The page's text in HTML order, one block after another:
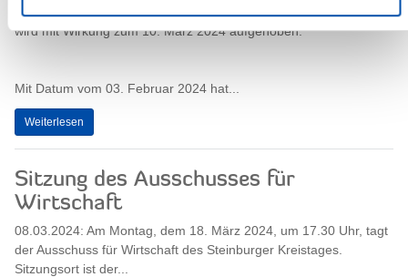
08.03.2024: Die Stallpflicht für Hausgeflügel im Kreis Steinburg
wird mit Wirkung zum 10. März 2024 aufgehoben.
Mit Datum vom 03. Februar 2024 hat...
Weiterlesen
Sitzung des Ausschusses für
Wirtschaft
08.03.2024: Am Montag, dem 18. März 2024, um 17.30 Uhr, tagt
der Ausschuss für Wirtschaft des Steinburger Kreistages.
Sitzungsort ist der...